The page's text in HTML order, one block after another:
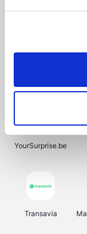
SupraBazar
YourSurprise.be
Transavia